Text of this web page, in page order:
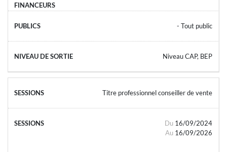
- Tout public
Niveau CAP, BEP
Titre professionnel conseiller de vente
Du 16/09/2024
Au 16/09/2026